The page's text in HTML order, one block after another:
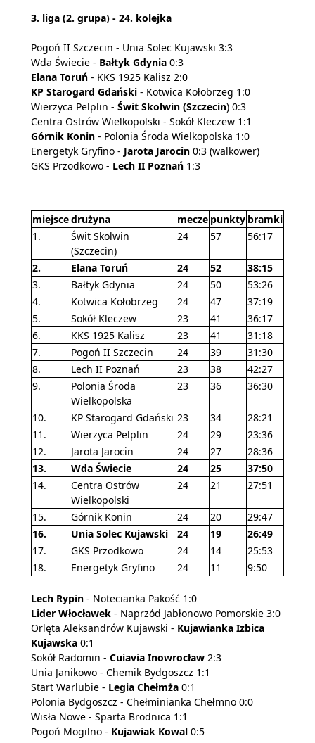
3. liga (2. grupa) - 24. kolejka
Pogoń II Szczecin - Unia Solec Kujawski 3:3
Wda Świecie - Bałtyk Gdynia 0:3
Elana Toruń - KKS 1925 Kalisz 2:0
KP Starogard Gdański - Kotwica Kołobrzeg 1:0
Wierzyca Pelplin - Świt Skolwin (Szczecin) 0:3
Centra Ostrów Wielkopolski - Sokół Kleczew 1:1
Górnik Konin - Polonia Środa Wielkopolska 1:0
Energetyk Gryfino - Jarota Jarocin 0:3 (walkower)
GKS Przodkowo - Lech II Poznań 1:3
miejscedrużyna mecze punkty bramki
1.
Świt Skolwin
(Szczecin)
24 57 56:17
2. Elana Toruń 24 52
38:15
3.
Bałtyk Gdynia 24 50
53:26
4.
Kotwica Kołobrzeg 24 47
37:19
5.
Sokół Kleczew 23 41
36:17
6.
KKS 1925 Kalisz 23 41
31:18
7.
Pogoń II Szczecin 24 39
31:30
8.
Lech II Poznań 23 38
42:27
9.
Polonia Środa
Wielkopolska
23 36 36:30
10. KP Starogard Gdański 23 34
28:21
11.
Wierzyca Pelplin 24 29
23:36
12.
Jarota Jarocin 24 27
28:36
13.
Wda Świecie 24 25
37:50
14.
Centra Ostrów
Wielkopolski
24 21 27:51
15. Górnik Konin 24 20
29:47
16.
Unia Solec Kujawski 24 19
26:49
17.
GKS Przodkowo 24 14
25:53
18.
Energetyk Gryfino 24 11 9:50
Lech Rypin - Notecianka Pakość 1:0
Lider Włocławek - Naprzód Jabłonowo Pomorskie 3:0
Orlęta Aleksandrów Kujawski - Kujawianka Izbica
Kujawska 0:1
Sokół Radomin - Cuiavia Inowrocław 2:3
Unia Janikowo - Chemik Bydgoszcz 1:1
Start Warlubie - Legia Chełmża 0:1
Polonia Bydgoszcz - Chełminianka Chełmno 0:0
Wisła Nowe - Sparta Brodnica 1:1
Pogoń Mogilno - Kujawiak Kowal 0:5